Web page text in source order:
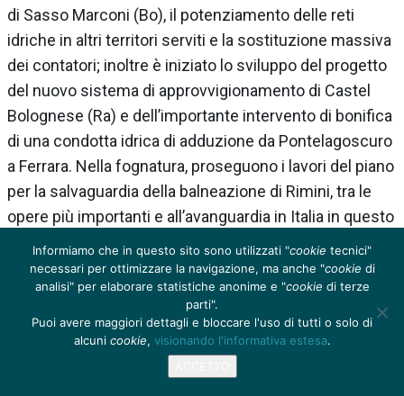
di Sasso Marconi (Bo), il potenziamento delle reti
idriche in altri territori serviti e la sostituzione massiva
dei contatori; inoltre è iniziato lo sviluppo del progetto
del nuovo sistema di approvvigionamento di Castel
Bolognese (Ra) e dell’importante intervento di bonifica
di una condotta idrica di adduzione da Pontelagoscuro
a Ferrara. Nella fognatura, proseguono i lavori del piano
per la salvaguardia della balneazione di Rimini, tra le
opere più importanti e all’avanguardia in Italia in questo
ambito, che si sommano agli interventi di
riqualificazione della rete in altri territori e le opere di
adeguamento scarichi. Nella depurazione, si
evidenziano la realizzazione del nuovo impianto
power-to-gas presso il depuratore IDAR di Bologna
Informiamo che in questo sito sono utilizzati "cookie tecnici"
necessari per ottimizzare la navigazione, ma anche "cookie di
analisi" per elaborare statistiche anonime e "cookie di terze
parti".
Puoi avere maggiori dettagli e bloccare l'uso di tutti o solo di
alcuni cookie, visionando l'informativa estesa.